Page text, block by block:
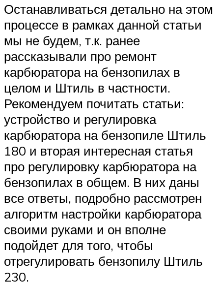
Останавливаться детально на этом
процессе в рамках данной статьи
мы не будем, т.к. ранее
рассказывали про ремонт
карбюратора на бензопилах в
целом и Штиль в частности.
Рекомендуем почитать статьи:
устройство и регулировка
карбюратора на бензопиле Штиль
180 и вторая интересная статья
про регулировку карбюратора на
бензопилах в общем. В них даны
все ответы, подробно рассмотрен
алгоритм настройки карбюратора
своими руками и он вполне
подойдет для того, чтобы
отрегулировать бензопилу Штиль
230.